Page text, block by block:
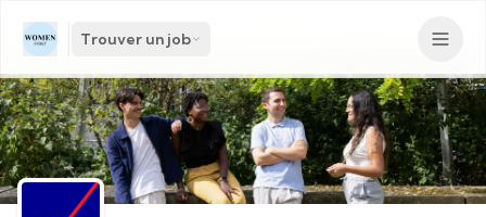
Trouver un job